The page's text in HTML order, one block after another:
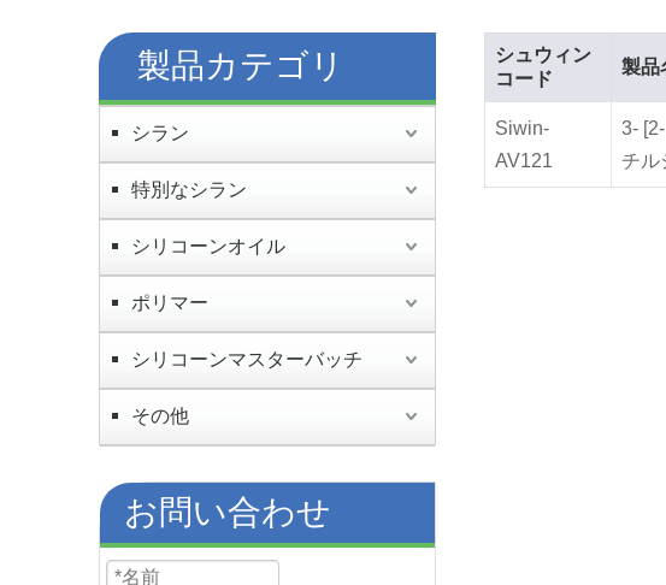
製品カテゴリ
シラン
特別なシラン
シリコーンオイル
ポリマー
シリコーンマスターバッチ
その他
お問い合わせ
シュウィン
コード
製品
Siwin-
AV121
3-
チル